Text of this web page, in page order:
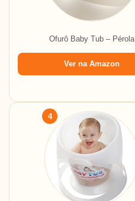
Ofurô Baby Tub – Pérola
Ver na Amazon
4